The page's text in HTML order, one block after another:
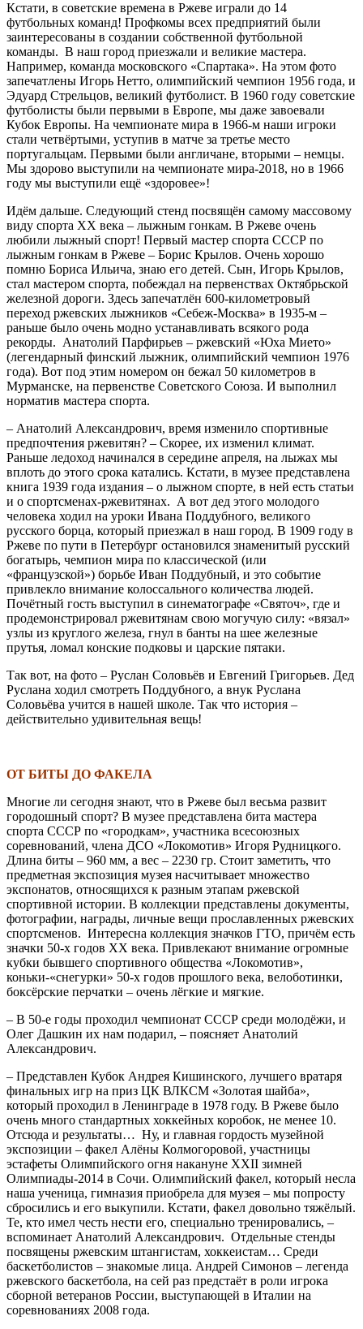
Кстати, в советские времена в Ржеве играли до 14
футбольных команд! Профкомы всех предприятий были
заинтересованы в создании собственной футбольной
команды. В наш город приезжали и великие мастера.
Например, команда московского «Спартака». На этом фото
запечатлены Игорь Нетто, олимпийский чемпион 1956 года, и
Эдуард Стрельцов, великий футболист. В 1960 году советские
футболисты были первыми в Европе, мы даже завоевали
Кубок Европы. На чемпионате мира в 1966-м наши игроки
стали четвёртыми, уступив в матче за третье место
португальцам. Первыми были англичане, вторыми – немцы.
Мы здорово выступили на чемпионате мира-2018, но в 1966
году мы выступили ещё «здоровее»!
Идём дальше. Следующий стенд посвящён самому массовому
виду спорта XX века – лыжным гонкам. В Ржеве очень
любили лыжный спорт! Первый мастер спорта СССР по
лыжным гонкам в Ржеве – Борис Крылов. Очень хорошо
помню Бориса Ильича, знаю его детей. Сын, Игорь Крылов,
стал мастером спорта, побеждал на первенствах Октябрьской
железной дороги. Здесь запечатлён 600-километровый
переход ржевских лыжников «Себеж-Москва» в 1935-м –
раньше было очень модно устанавливать всякого рода
рекорды. Анатолий Парфирьев – ржевский «Юха Мието»
(легендарный финский лыжник, олимпийский чемпион 1976
года). Вот под этим номером он бежал 50 километров в
Мурманске, на первенстве Советского Союза. И выполнил
норматив мастера спорта.
– Анатолий Александрович, время изменило спортивные
предпочтения ржевитян? – Скорее, их изменил климат.
Раньше ледоход начинался в середине апреля, на лыжах мы
вплоть до этого срока катались. Кстати, в музее представлена
книга 1939 года издания – о лыжном спорте, в ней есть статьи
и о спортсменах-ржевитянах. А вот дед этого молодого
человека ходил на уроки Ивана Поддубного, великого
русского борца, который приезжал в наш город. В 1909 году в
Ржеве по пути в Петербург остановился знаменитый русский
богатырь, чемпион мира по классической (или
«французской») борьбе Иван Поддубный, и это событие
привлекло внимание колоссального количества людей.
Почётный гость выступил в синематографе «Святоч», где и
продемонстрировал ржевитянам свою могучую силу: «вязал»
узлы из круглого железа, гнул в банты на шее железные
прутья, ломал конские подковы и царские пятаки.
Так вот, на фото – Руслан Соловьёв и Евгений Григорьев. Дед
Руслана ходил смотреть Поддубного, а внук Руслана
Соловьёва учится в нашей школе. Так что история –
действительно удивительная вещь!
ОТ БИТЫ ДО ФАКЕЛА
Многие ли сегодня знают, что в Ржеве был весьма развит
городошный спорт? В музее представлена бита мастера
спорта СССР по «городкам», участника всесоюзных
соревнований, члена ДСО «Локомотив» Игоря Рудницкого.
Длина биты – 960 мм, а вес – 2230 гр. Стоит заметить, что
предметная экспозиция музея насчитывает множество
экспонатов, относящихся к разным этапам ржевской
спортивной истории. В коллекции представлены документы,
фотографии, награды, личные вещи прославленных ржевских
спортсменов. Интересна коллекция значков ГТО, причём есть
значки 50-х годов XX века. Привлекают внимание огромные
кубки бывшего спортивного общества «Локомотив»,
коньки-«снегурки» 50-х годов прошлого века, велоботинки,
боксёрские перчатки – очень лёгкие и мягкие.
– В 50-е годы проходил чемпионат СССР среди молодёжи, и
Олег Дашкин их нам подарил, – поясняет Анатолий
Александрович.
– Представлен Кубок Андрея Кишинского, лучшего вратаря
финальных игр на приз ЦК ВЛКСМ «Золотая шайба»,
который проходил в Ленинграде в 1978 году. В Ржеве было
очень много стандартных хоккейных коробок, не менее 10.
Отсюда и результаты… Ну, и главная гордость музейной
экспозиции – факел Алёны Колмогоровой, участницы
эстафеты Олимпийского огня накануне XXII зимней
Олимпиады-2014 в Сочи. Олимпийский факел, который несла
наша ученица, гимназия приобрела для музея – мы попросту
сбросились и его выкупили. Кстати, факел довольно тяжёлый.
Те, кто имел честь нести его, специально тренировались, –
вспоминает Анатолий Александрович. Отдельные стенды
посвящены ржевским штангистам, хоккеистам… Среди
баскетболистов – знакомые лица. Андрей Симонов – легенда
ржевского баскетбола, на сей раз предстаёт в роли игрока
сборной ветеранов России, выступающей в Италии на
соревнованиях 2008 года.